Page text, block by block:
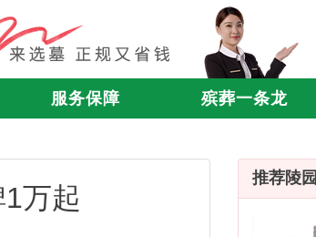
服务保障 殡葬一条龙
万起
推荐陵园